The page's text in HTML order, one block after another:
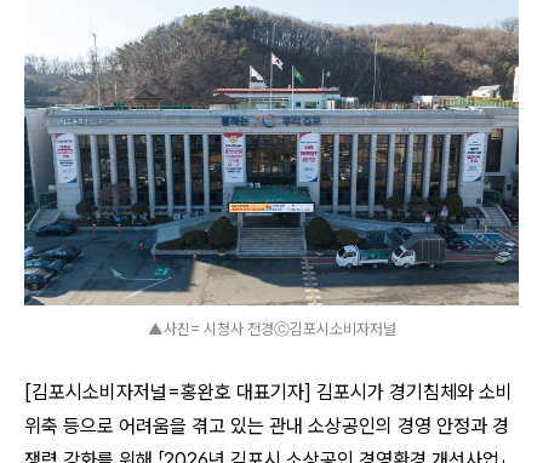
▲사진= 시청사 전경ⓒ김포시소비자저널
[김포시소비자저널 =홍완호 대표기자] 김포시가 경기침체와 소비
위축 등으로 어려움을 겪고 있는 관내 소상공인의 경영 안정과 경